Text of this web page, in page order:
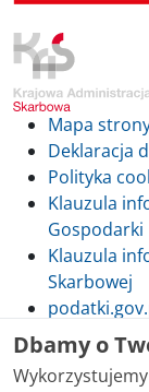
Mapa
Deklaracja
Polityka
Klauzula
Gospodarki
Klauzula
Skarbowej
Dbamy o